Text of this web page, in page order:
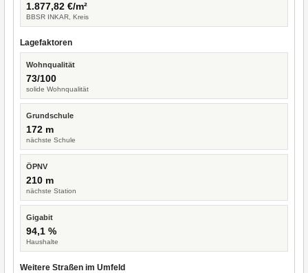
1.877,82 €/m²
BBSR INKAR, Kreis
Lagefaktoren
Wohnqualität
73/100
solide Wohnqualität
Grundschule
172 m
nächste Schule
ÖPNV
210 m
nächste Station
Gigabit
94,1 %
Haushalte
Weitere Straßen im Umfeld